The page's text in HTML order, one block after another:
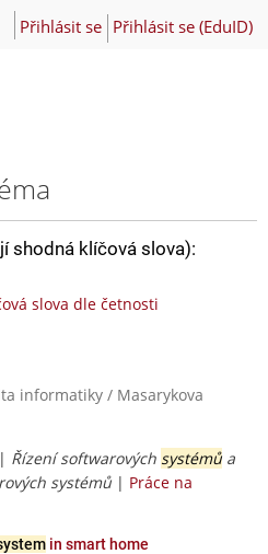
Přihlásit se Přihlásit se (EduID)
shodná klíčová slova):
slova dle četnosti
informatiky / Masarykova
| Řízení softwarových systémůa
systémů | Práce na
in smart home